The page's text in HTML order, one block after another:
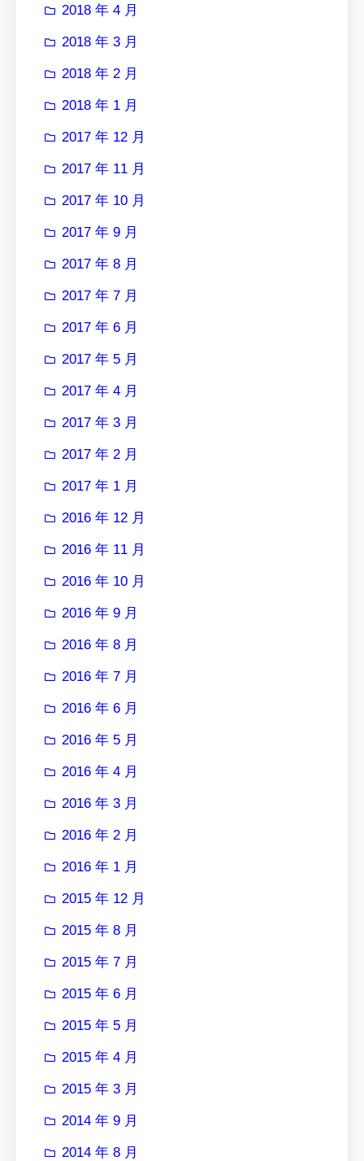
2018 年 4 月
2018 年 3 月
2018 年 2 月
2018 年 1 月
2017 年 12 月
2017 年 11 月
2017 年 10 月
2017 年 9 月
2017 年 8 月
2017 年 7 月
2017 年 6 月
2017 年 5 月
2017 年 4 月
2017 年 3 月
2017 年 2 月
2017 年 1 月
2016 年 12 月
2016 年 11 月
2016 年 10 月
2016 年 9 月
2016 年 8 月
2016 年 7 月
2016 年 6 月
2016 年 5 月
2016 年 4 月
2016 年 3 月
2016 年 2 月
2016 年 1 月
2015 年 12 月
2015 年 8 月
2015 年 7 月
2015 年 6 月
2015 年 5 月
2015 年 4 月
2015 年 3 月
2014 年 9 月
2014 年 8 月